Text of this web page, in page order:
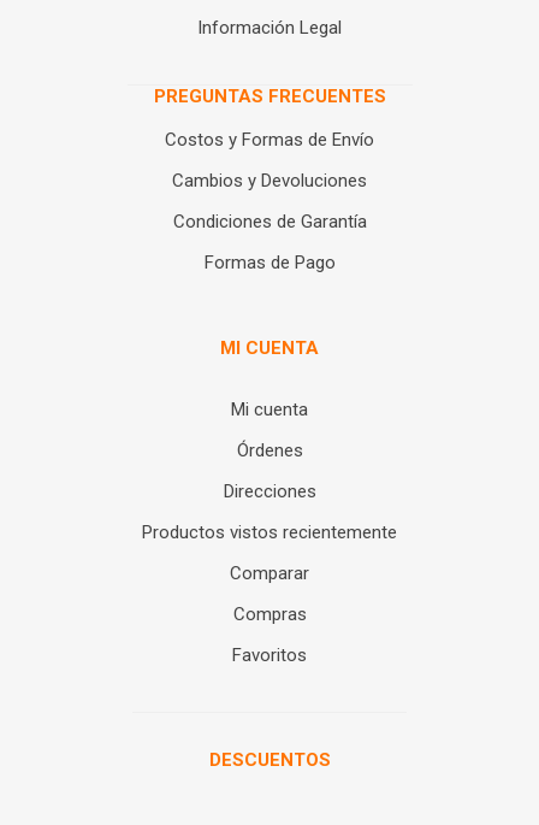
Información Legal
PREGUNTAS FRECUENTES
Costos y Formas de Envío
Cambios y Devoluciones
Condiciones de Garantía
Formas de Pago
MI CUENTA
Mi cuenta
Órdenes
Direcciones
Productos vistos recientemente
Comparar
Compras
Favoritos
DESCUENTOS